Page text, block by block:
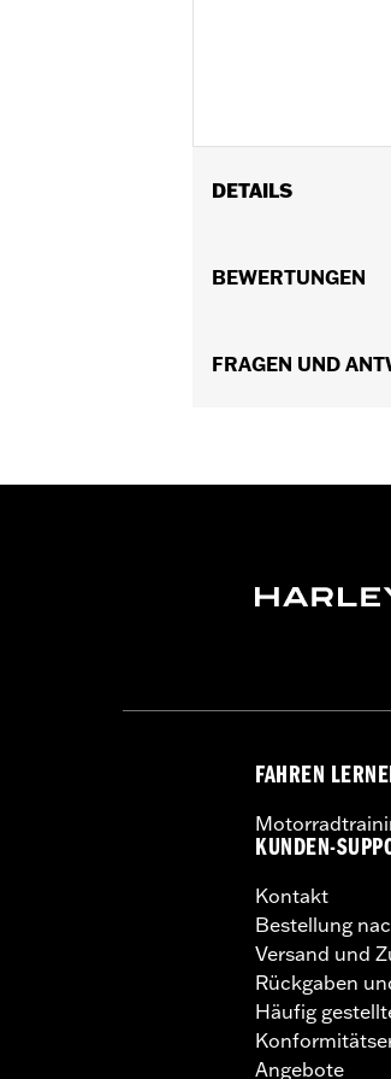
DETAILS
In Einheiten
BEWERTUNGEN
FRAGEN UND
FAHREN
KUNDEN-
Kontakt
Bestellung
Versand und
Rückgaben
Häufig
Angebote